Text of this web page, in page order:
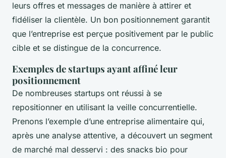
leurs offres et messages de manière à attirer et
fidéliser la clientèle. Un bon positionnement garantit
que l’entreprise est perçue positivement par le public
cible et se distingue de la concurrence.
Exemples de startups ayant affiné leur
positionnement
De nombreuses startups ont réussi à se
repositionner en utilisant la veille concurrentielle.
Prenons l’exemple d’une entreprise alimentaire qui,
après une analyse attentive, a découvert un segment
de marché mal desservi : des snacks bio pour